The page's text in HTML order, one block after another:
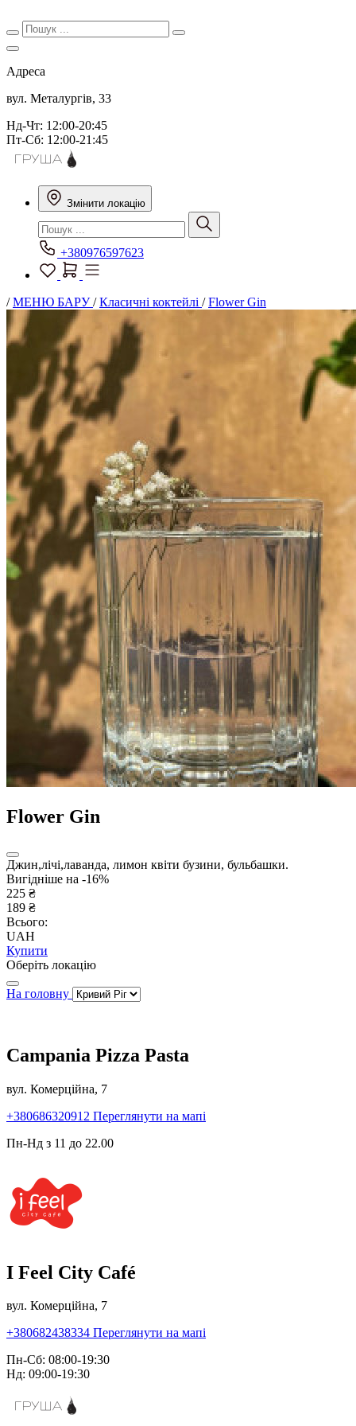
Адреса
вул. Металургів, 33
Нд-Чт: 12:00-20:45
Пт-Сб: 12:00-21:45
Змінити локацію
+380976597623
/МЕНЮ БАРУ/Класичні коктейлі /Flower Gin
Flower Gin
Джин,лічі,лаванда, лимон квіти бузини, бульбашки.
Вигідніше на -16%
225 ₴
189 ₴
Всього:
UAH
Купити
Оберіть локацію
На головну
Campania Pizza Pasta
вул. Комерційна, 7
+380686320912 Переглянути на мапі
Пн-Нд з 11 до 22.00
I Feel City Café
вул. Комерційна, 7
+380682438334 Переглянути на мапі
Пн-Сб: 08:00-19:30
Нд: 09:00-19:30